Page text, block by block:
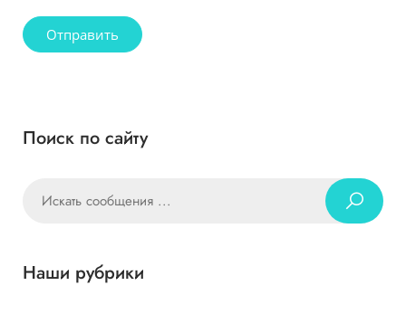
Поиск по сайту
Наши рубрики